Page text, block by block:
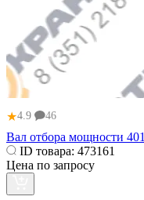
★4.9 46
Вал отбора мощности
ID товара: 473161
Цена по запросу